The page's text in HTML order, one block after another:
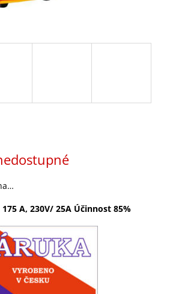
A, 230V/ 25A Účinnost 85%